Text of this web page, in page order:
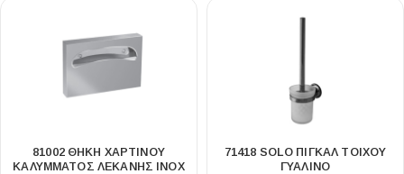
81002 ΘΗΚΗ ΧΑΡΤΙΝΟΥ
ΚΑΛΥΜΜΑΤΟΣ ΛΕΚΑΝΗΣ ΙΝΟΧ
71418 SOLO ΠΙΓΚΑΛ ΤΟΙΧΟΥ
ΓΥΑΛΙΝΟ